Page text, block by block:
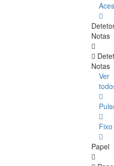
Notas
Notas
Ver
Fixo
Papel